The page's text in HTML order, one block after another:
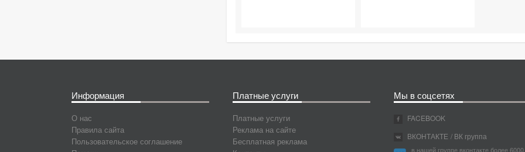
Информация
О нас
Правила сайта
Пользовательское соглашение
Платные услуги
Платные услуги
Реклама на сайте
Бесплатная реклама
Мы в соцсетях
FACEBOOK
ВКОНТАКТЕ / ВК группа
в нашей группе вконтакте более 6000